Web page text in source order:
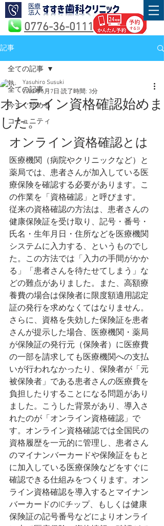
0776-36-0111
記事
全ての記事
今すぐ始める
コミュニティ
全ての記事
オンライン資格確認始めま
した。
Yasuhiro Susuki
2022年6月7日 読了時間: 3分
オンライン資格確認とは
医療機関（病院やクリニックなど）と
薬局では、患者さんが加入している医
療保険を確認する必要があります。こ
の作業を「資格確認」と呼びます。
従来の資格確認の方法は、患者さんの
健康保険証を受け取り、記号・番号・
⽒名・⽣年⽉⽇・住所などを医療機関
システムに入力する、というものでし
た。この方法では「入力の手間がかか
る」「患者さんを待たせてしまう」な
どの難点がありました。また、高額療
養費の場合は保険者に限度額適用認定
証の発行を求めなくてはなりません。
さらに、資格を失効した保険証を患者
さんが提示した場合、医療機関・薬局
が保険証の発行元（保険者）に医療費
の一部を請求しても医療機関への支払
いが行われなかったり、保険者が「元
被保険者」である患者さんの医療費を
負担したりすることになる問題があり
ました。こうした背景があり、導入さ
れたのが「オンライン資格確認」で
す。オンライン資格確認では全国民の
資格履歴を一元的に管理し、患者さん
のマイナンバーカードや保険証をもと
に加入している医療保険などをすぐに
確認できる仕組みをつくります。オン
ライン資格確認を導入するとマイナン
バーカードのICチップ、もしくは健康
保険証の記号番号などによりオンライ